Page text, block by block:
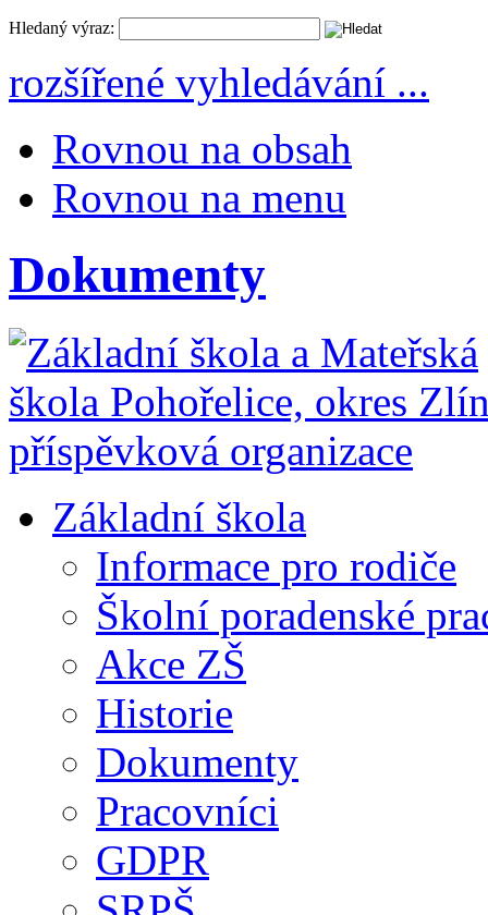
Hledaný výraz:
rozšířené vyhledávání ...
Rovnou na obsah
Rovnou na menu
Dokumenty
Základní škola
Informace pro rodiče
Školní poradenské
Akce ZŠ
Historie
Dokumenty
Pracovníci
GDPR